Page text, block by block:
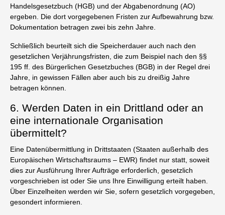
Handelsgesetzbuch (HGB) und der Abgabenordnung (AO)
ergeben. Die dort vorgegebenen Fristen zur Aufbewahrung bzw.
Dokumentation betragen zwei bis zehn Jahre.
Schließlich beurteilt sich die Speicherdauer auch nach den
gesetzlichen Verjährungsfristen, die zum Beispiel nach den §§
195 ff. des Bürgerlichen Gesetzbuches (BGB) in der Regel drei
Jahre, in gewissen Fällen aber auch bis zu dreißig Jahre
betragen können.
6. Werden Daten in ein Drittland oder an
eine internationale Organisation
übermittelt?
Eine Datenübermittlung in Drittstaaten (Staaten außerhalb des
Europäischen Wirtschaftsraums – EWR) findet nur statt, soweit
dies zur Ausführung Ihrer Aufträge erforderlich, gesetzlich
vorgeschrieben ist oder Sie uns Ihre Einwilligung erteilt haben.
Über Einzelheiten werden wir Sie, sofern gesetzlich vorgegeben,
gesondert informieren.